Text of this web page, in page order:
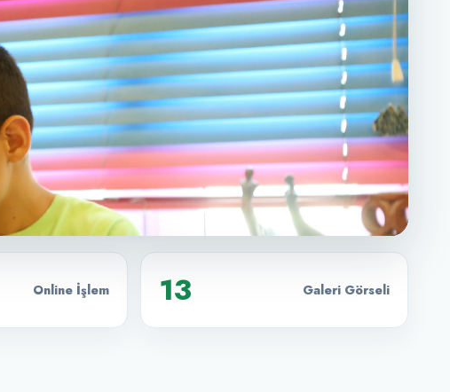
Online İşlem 13 Galeri Görseli